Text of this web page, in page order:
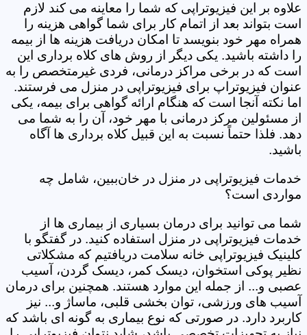
علاوه بر این فیزیوتراپی که شما را معاینه می کند لازم
است بتواند بعد از اتمام کار برای شما گواهی هزینه را
همراه مهر خود بنویسد تا امکان دریافت هزینه ها از بیمه
را داشته باشید. یکی دیگر از روش های کلاه برداری این
است که در برخی مراکز درمانی، فردی غیرمتخصص را به
عنوان فیزیوتراپ برای فیزیوتراپی در منزل می فرستند.
اما نکته آنجا است که هنگام ارائه گواهی برای بیمه، یکی
از مسئولین مرکز درمانی با مهر خود، آن را به شما می
دهد. فلذا حتماً نسبت به این قبیل کلاه برداری ها آگاه
باشید.
خدمات فیزیوتراپی در منزل در خان‌ببین، شامل چه
مواردی است؟
شما می توانید برای درمان بسیاری از بیماری ها از
خدمات فیزیوتراپی در منزل استفاده کنید. در گفتگو با
کلینیک فیزیوتراپی خانه سلامت دریافتیم که مشکلاتی
نظیر پوکی استخوان، دیسک کمر، دیسک گردن، آسیب
عصبی و... از جمله این موارد هستند. همچنین برای درمان
آسیب های ورزشی، توان بخشی قلبی، ماساژ و... نیز
کاربرد دارد. در صورتی که نوع بیماری به گونه ای باشد که